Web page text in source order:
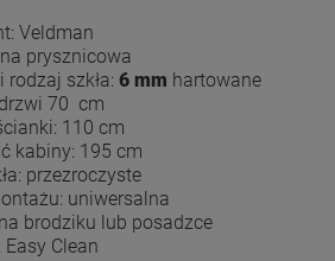
Veldman
prysznicowa
rodzaj szkła: 6 mm hartowane
70 cm
110 cm
kabiny: 195 cm
przezroczyste
uniwersalna
brodziku lub posadzce
Easy Clean